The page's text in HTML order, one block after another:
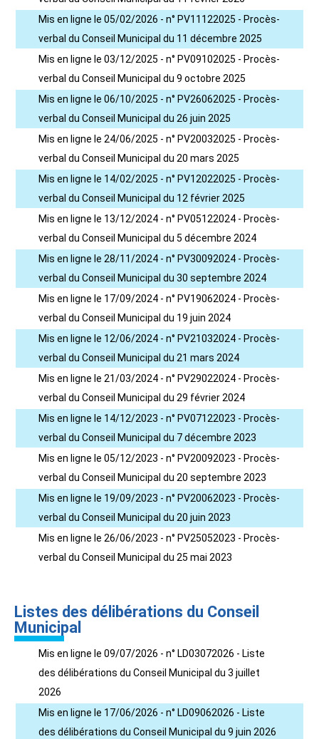
Mis en ligne le 05/02/2026 - n° PV11122025 - Procès-
verbal du Conseil Municipal du 11 décembre 2025
Mis en ligne le 03/12/2025 - n° PV09102025 - Procès-
verbal du Conseil Municipal du 9 octobre 2025
Mis en ligne le 06/10/2025 - n° PV26062025 - Procès-
verbal du Conseil Municipal du 26 juin 2025
Mis en ligne le 24/06/2025 - n° PV20032025 - Procès-
verbal du Conseil Municipal du 20 mars 2025
Mis en ligne le 14/02/2025 - n° PV12022025 - Procès-
verbal du Conseil Municipal du 12 février 2025
Mis en ligne le 13/12/2024 - n° PV05122024 - Procès-
verbal du Conseil Municipal du 5 décembre 2024
Mis en ligne le 28/11/2024 - n° PV30092024 - Procès-
verbal du Conseil Municipal du 30 septembre 2024
Mis en ligne le 17/09/2024 - n° PV19062024 - Procès-
verbal du Conseil Municipal du 19 juin 2024
Mis en ligne le 12/06/2024 - n° PV21032024 - Procès-
verbal du Conseil Municipal du 21 mars 2024
Mis en ligne le 21/03/2024 - n° PV29022024 - Procès-
verbal du Conseil Municipal du 29 février 2024
Mis en ligne le 14/12/2023 - n° PV07122023 - Procès-
verbal du Conseil Municipal du 7 décembre 2023
Mis en ligne le 05/12/2023 - n° PV20092023 - Procès-
verbal du Conseil Municipal du 20 septembre 2023
Mis en ligne le 19/09/2023 - n° PV20062023 - Procès-
verbal du Conseil Municipal du 20 juin 2023
Mis en ligne le 26/06/2023 - n° PV25052023 - Procès-
verbal du Conseil Municipal du 25 mai 2023
Listes des délibérations du Conseil
Municipal
Mis en ligne le 09/07/2026 - n° LD03072026 - Liste
des délibérations du Conseil Municipal du 3 juillet
2026
Mis en ligne le 17/06/2026 - n° LD09062026 - Liste
des délibérations du Conseil Municipal du 9 juin 2026